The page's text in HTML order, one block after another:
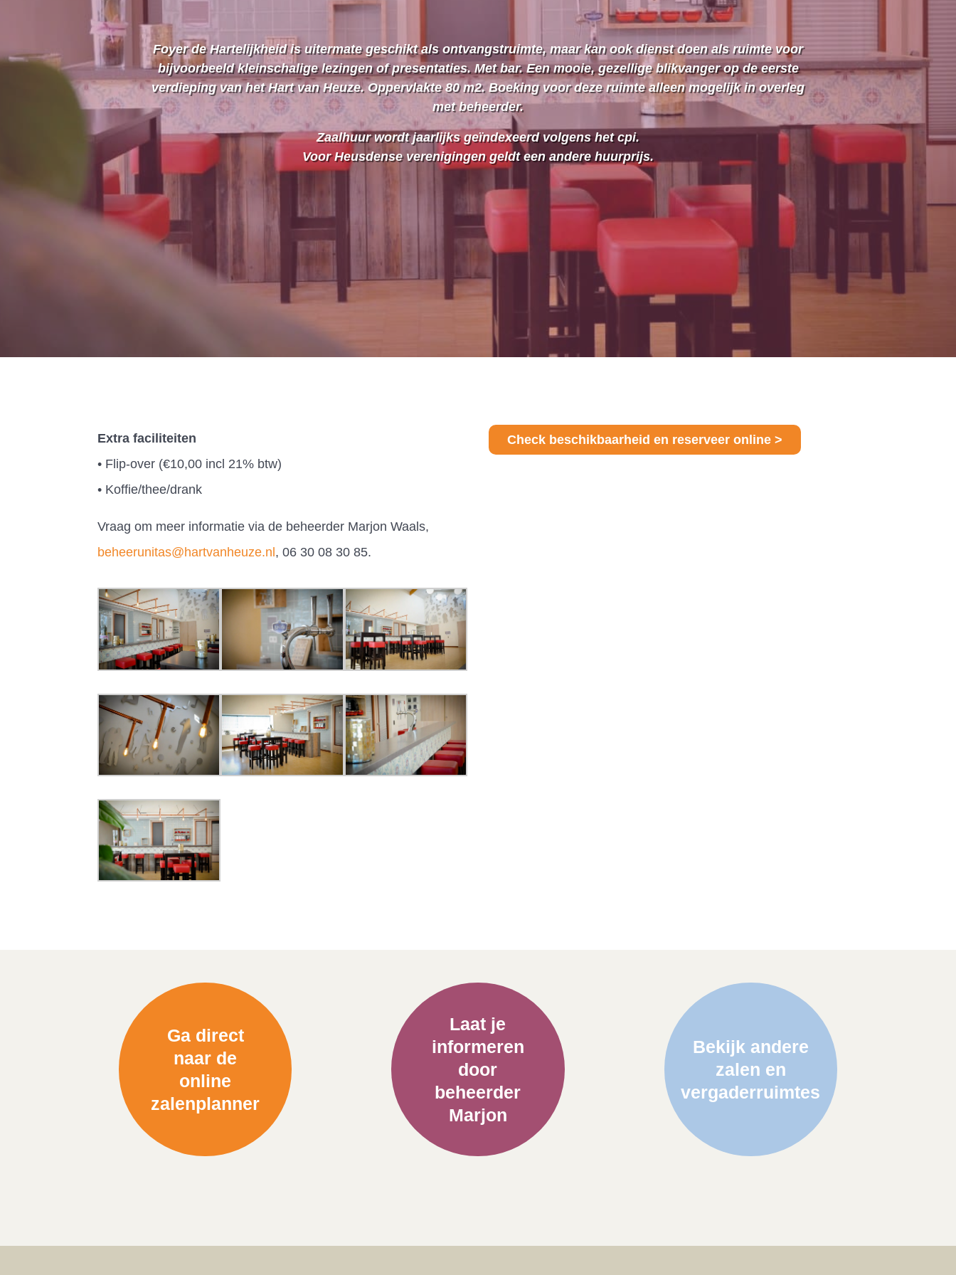
Foyer de Hartelijkheid is uitermate geschikt als ontvangstruimte, maar kan ook dienst doen als ruimte voor
bijvoorbeeld kleinschalige lezingen of presentaties. Met bar. Een mooie, gezellige blikvanger op de eerste
verdieping van het Hart van Heuze. Oppervlakte 80 m2. Boeking voor deze ruimte alleen mogelijk in overleg
met beheerder.
Zaalhuur wordt jaarlijks geïndexeerd volgens het cpi.
Voor Heusdense verenigingen geldt een andere huurprijs.
Extra faciliteiten
• Flip-over (€10,00 incl 21% btw)
• Koffie/thee/drank
Vraag om meer informatie via de beheerder Marjon Waals,
beheerunitas@hartvanheuze.nl , 06 30 08 30 85.
Check beschikbaarheid en reserveer online >
Ga direct
naar de
online
zalenplanner
Laat je
informeren
door
beheerder
Marjon
Bekijk andere
zalen en
vergaderruimtes